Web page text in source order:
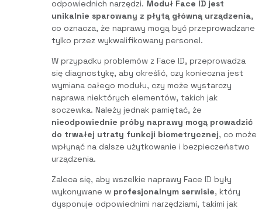
odpowiednich narzędzi. Moduł Face ID jest
unikalnie sparowany z płytą główną urządzenia,
co oznacza, że naprawy mogą być przeprowadzane
tylko przez wykwalifikowany personel.
W przypadku problemów z Face ID, przeprowadza
się diagnostykę, aby określić, czy konieczna jest
wymiana całego modułu, czy może wystarczy
naprawa niektórych elementów, takich jak
soczewka. Należy jednak pamiętać, że
nieodpowiednie próby naprawy mogą prowadzić
do trwałej utraty funkcji biometrycznej, co może
wpłynąć na dalsze użytkowanie i bezpieczeństwo
urządzenia.
Zaleca się, aby wszelkie naprawy Face ID były
wykonywane w profesjonalnym serwisie, który
dysponuje odpowiednimi narzędziami, takimi jak